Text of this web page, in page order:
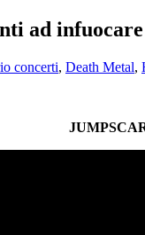
ad
concerti, Death Metal,